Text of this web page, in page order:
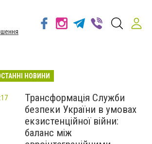
НОВИНИ
Трансформація Служби
безпеки України в умовах
екзистенційної війни:
баланс між